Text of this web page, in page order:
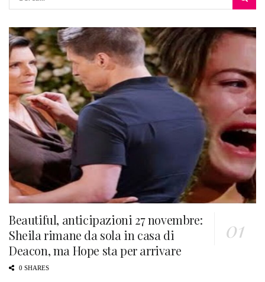
Beautiful, anticipazioni 27 novembre:
Sheila rimane da sola in casa di
Deacon, ma Hope sta per arrivare
0 SHARES